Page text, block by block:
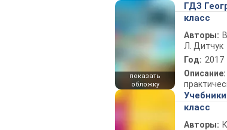
показать
обложку
ГДЗ
класс
Авторы:
Л. Дитчук
Год: 2017
Описание:
класс
Авторы: